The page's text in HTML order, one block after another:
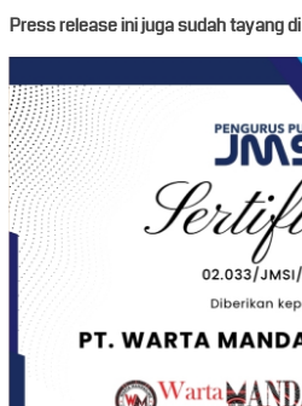
Press release ini juga sudah tayang di